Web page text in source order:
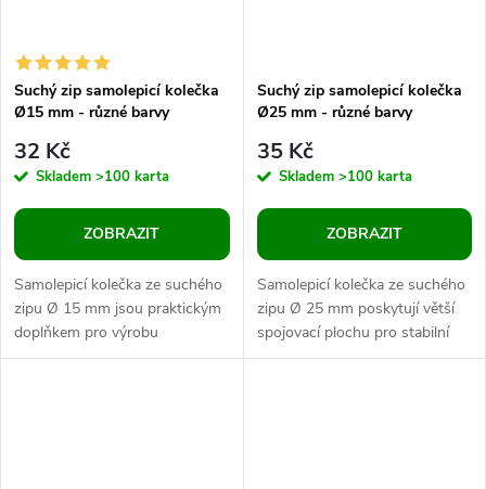
Suchý zip samolepicí kolečka
Ø15 mm - různé barvy
32 Kč
Skladem >100 karta
ZOBRAZIT
Samolepicí kolečka ze suchého
zipu Ø 15 mm jsou praktickým
doplňkem pro výrobu
laminovaných pracovních listů,
Suchý zip samolepicí kolečka
Ø25 mm - různé barvy
35 Kč
Skladem >100 karta
ZOBRAZIT
Samolepicí kolečka ze suchého
zipu Ø 25 mm poskytují větší
spojovací plochu pro stabilní
připevnění obrázků, kartiček,